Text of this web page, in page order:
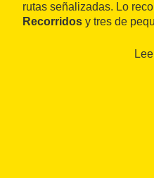
rutas señalizadas. Lo
Recorridos y tres de